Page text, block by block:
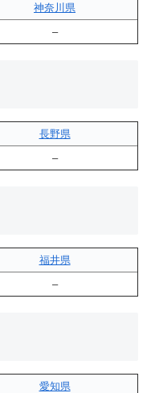
神奈川県
–
長野県
–
福井県
–
愛知県